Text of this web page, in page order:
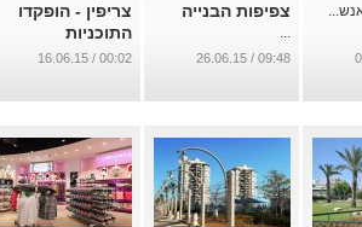
צפיפות הבנייה
...
09:48 / 26.06.15
צריפין - הופקדו
התוכניות
...
00:02 / 16.06.15